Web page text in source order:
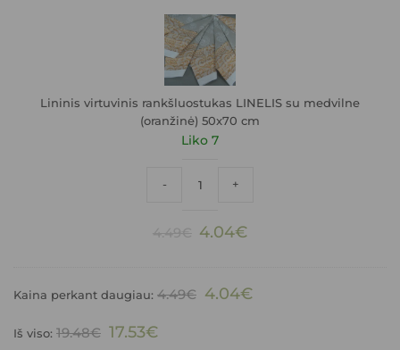
rankšluostukas
LINELIS
su
medvilne
(oranžinė)
50x70
cm
Lininis virtuvinis rankšluostukas LINELIS su medvilne
(oranžinė) 50x70 cm
Liko 7
- +
Original
4.04€Current
Kaina perkant daugiau: 4.49€ 4.04€
Iš viso: 19.48€ 17.53€